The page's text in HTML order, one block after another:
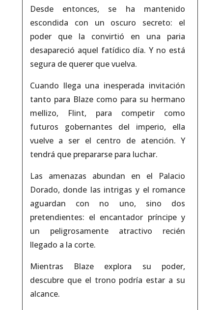
Desde entonces, se ha mantenido
escondida con un oscuro secreto: el
poder que la convirtió en una paria
desapareció aquel fatídico día. Y no está
segura de querer que vuelva.
Cuando llega una inesperada invitación
tanto para Blaze como para su hermano
mellizo, Flint, para competir como
futuros gobernantes del imperio, ella
vuelve a ser el centro de atención. Y
tendrá que prepararse para luchar.
Las amenazas abundan en el Palacio
Dorado, donde las intrigas y el romance
aguardan con no uno, sino dos
pretendientes: el encantador príncipe y
un peligrosamente atractivo recién
llegado a la corte.
Mientras Blaze explora su poder,
descubre que el trono podría estar a su
alcance.